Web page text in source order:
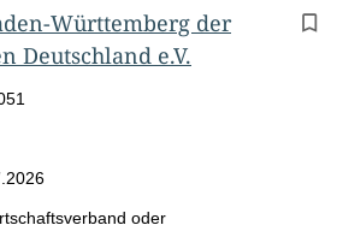
Württemberg der
Deutschland e.V.
oder